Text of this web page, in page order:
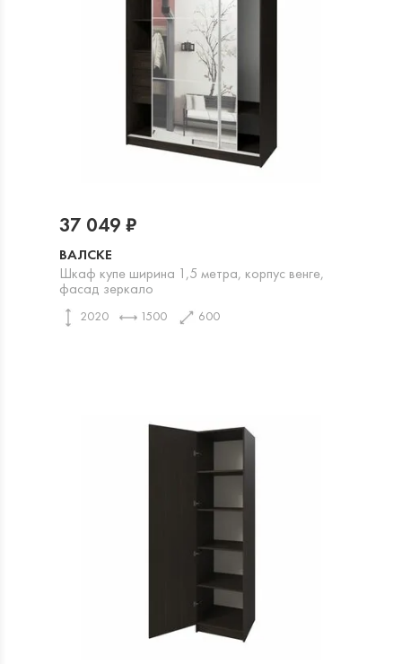
ВАЛСКЕ
Шкаф купе ширина 1,5 метра, корпус венге,
фасад зеркало
2020 1500 600
37 049 ₽